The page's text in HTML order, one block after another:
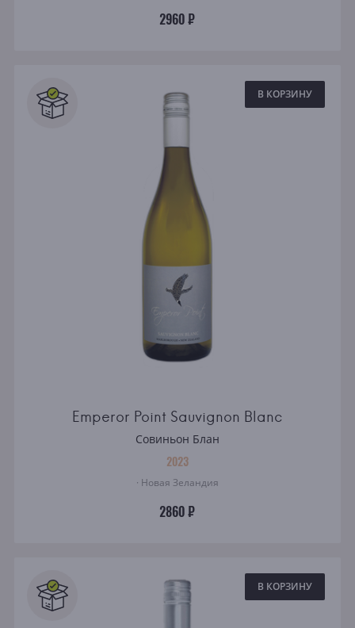
2960 ₽
В КОРЗИНУ
Emperor Point Sauvignon Blanc
Совиньон Блан
2023
· Новая Зеландия
2860 ₽
В КОРЗИНУ